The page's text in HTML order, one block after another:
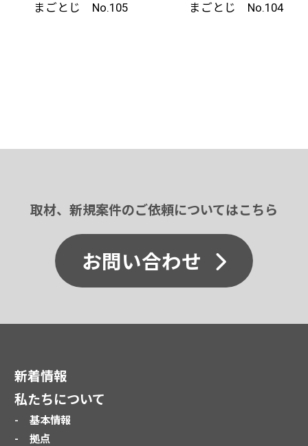
まごとじ No.105
まごとじ No.104
取材、新規案件のご依頼についてはこちら
お問い合わせ
新着情報
私たちについて
基本情報
拠点